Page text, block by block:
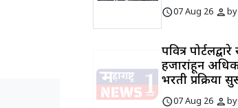
schedule07 Aug 26 personby
पवित्र
हजारांहून
भरती प्रक्रिया
schedule07 Aug 26 personby